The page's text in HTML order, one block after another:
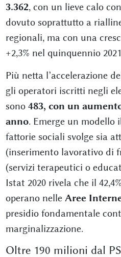
3.362, con un lieve calo
dovuto soprattutto a
regionali, ma con una
+2,3% nel quinquennio
Più netta l’accelerazione
gli operatori iscritti negli
sono 483, con un
anno. Emerge un modello
fattorie sociali svolge sia
(inserimento lavorativo di
(servizi terapeutici o
Istat 2020 rivela che il
operano nelle Aree
presidio fondamentale
marginalizzazione.
Oltre 190 milioni dal